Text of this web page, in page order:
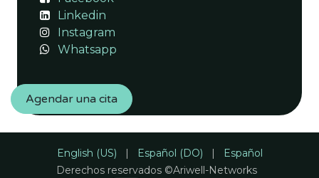
Linkedin
Instagram
Whatsapp
Agendar una cita
Derechos reservados ©Ariwell-Networks
English (US) | Español (DO) | Español